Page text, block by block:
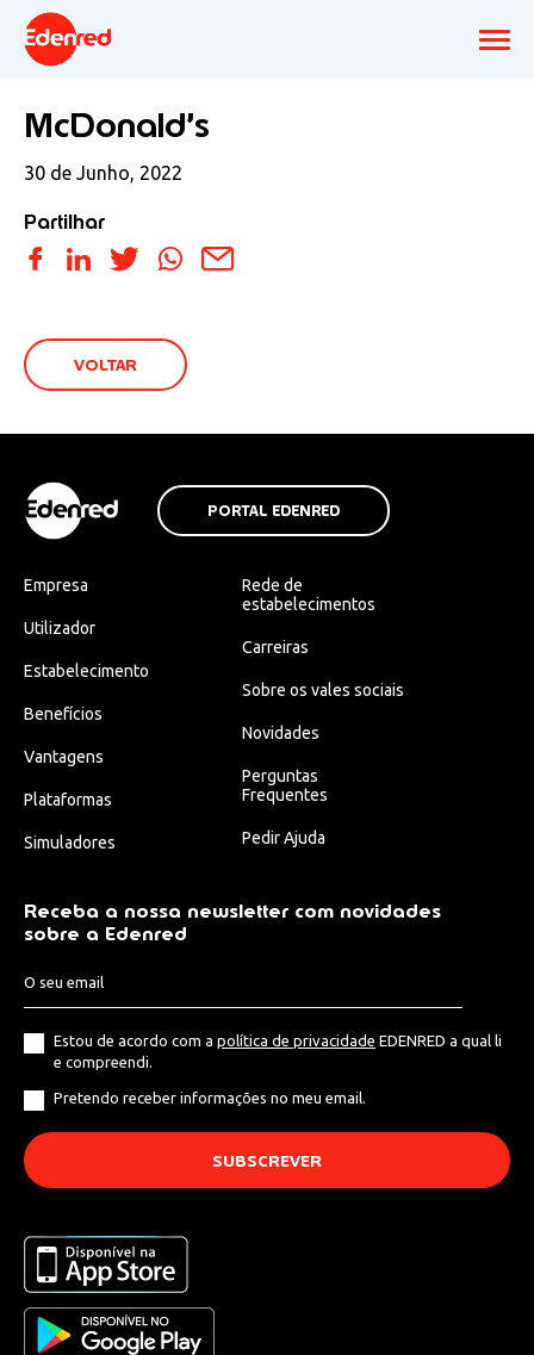
McDonald’s
30 de Junho, 2022
Partilhar
VOLTAR
PORTAL EDENRED
Empresa
Utilizador
Estabelecimento
Benefícios
Vantagens
Plataformas
Simuladores
Rede de
estabelecimentos
Carreiras
Sobre os vales sociais
Novidades
Perguntas
Frequentes
Pedir Ajuda
Receba a nossa newsletter com novidades
sobre a Edenred
Estou de acordo com a política de privacidade EDENRED a qual li
e compreendi.
Pretendo receber informações no meu email.